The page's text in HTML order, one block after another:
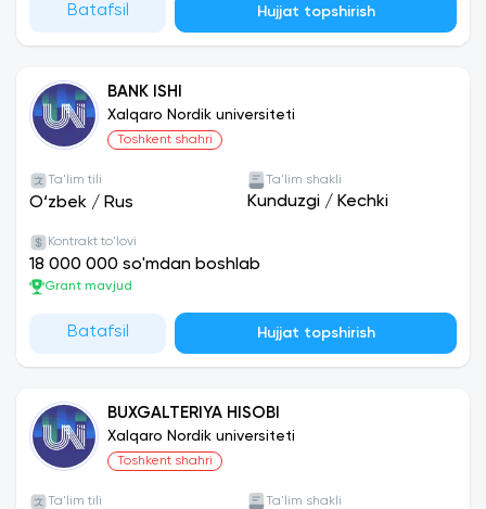
Batafsil Hujjat topshirish
BANK ISHI
Xalqaro Nordik universiteti
Toshkent shahri
Ta'lim tili
O‘zbek / Rus
Ta'lim shakli
Kunduzgi / Kechki
Kontrakt to'lovi
18 000 000 so'mdan boshlab
Grant mavjud
Batafsil Hujjat topshirish
BUXGALTERIYA HISOBI
Xalqaro Nordik universiteti
Toshkent shahri
Ta'lim tili Ta'lim shakli